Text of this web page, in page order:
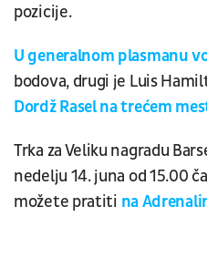
pozicije.
U generalnom plasmanu
bodova, drugi je Luis
Dordž Rasel na trećem
Trka za Veliku nagradu
nedelju 14. juna od 15.00
možete pratiti na